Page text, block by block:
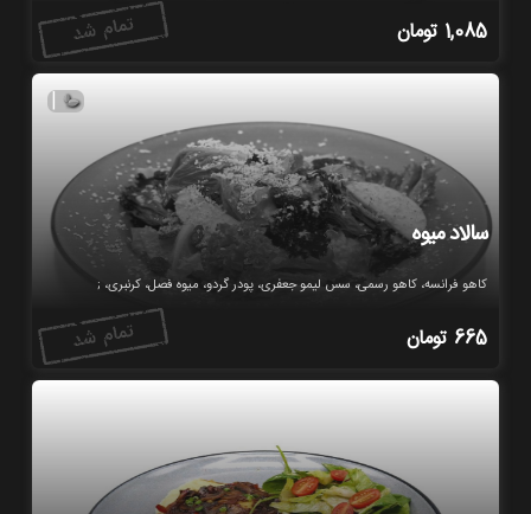
1,085 تومان
|
سالاد میوه
کاهو فرانسه، کاهو رسمی، سس لیمو جعفری، پودر گردو، میوه فصل، کرنبری، ;
665 تومان